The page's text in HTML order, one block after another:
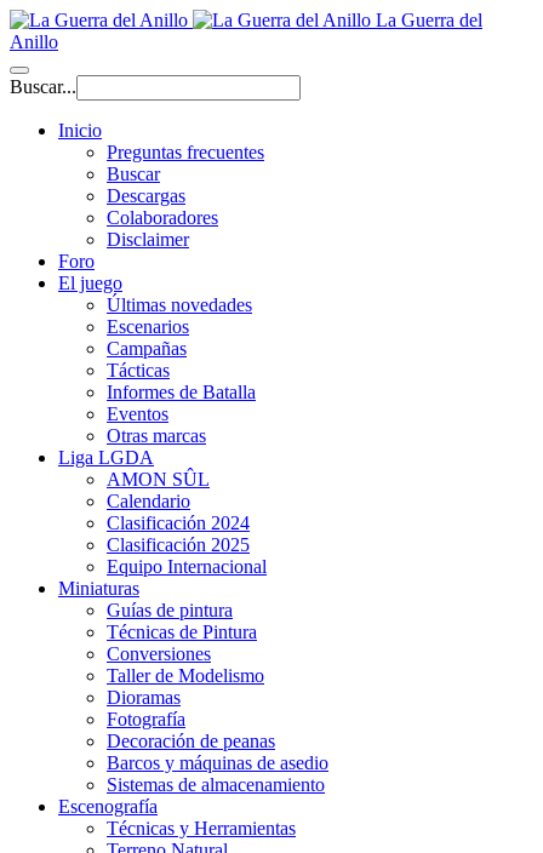
La Guerra del
Anillo
Buscar...
Inicio
Preguntas frecuentes
Buscar
Descargas
Colaboradores
Disclaimer
Foro
El juego
Últimas novedades
Escenarios
Campañas
Tácticas
Informes de Batalla
Eventos
Otras marcas
Liga LGDA
AMON SÛL
Calendario
Clasificación 2024
Clasificación 2025
Equipo Internacional
Miniaturas
Guías de pintura
Técnicas de Pintura
Conversiones
Taller de Modelismo
Dioramas
Fotografía
Decoración de peanas
Barcos y máquinas de asedio
Sistemas de almacenamiento
Escenografía
Técnicas y Herramientas